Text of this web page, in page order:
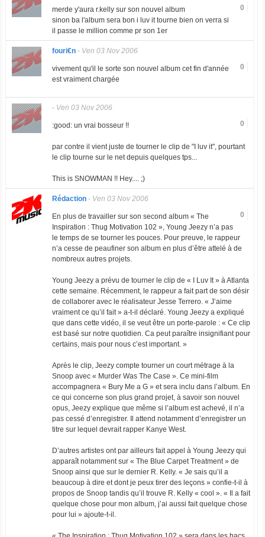
0
merde y'aura r.kelly sur son nouvel album
sinon ba l'album sera bon i luv it tourne bien on verra si
il passe le million comme pr son 1er
fouri€n- Ven 03 Nov 2006
0
vivement qu'il le sorte son nouvel album cet fin d'année
est vraiment chargée
- Ven 03 Nov 2006
0
:good: un vrai bosseur !!
par contre il vient juste de tourner le clip de "I luv it", pourtant
le clip tourne sur le net depuis quelques tps...
This is SNOWMAN !! Hey.... ;)
Rédaction- Ven 03 Nov 2006
0
En plus de travailler sur son second album « The
Inspiration : Thug Motivation 102 », Young Jeezy n’a pas
le temps de se tourner les pouces. Pour preuve, le rappeur
n’a cesse de peaufiner son album en plus d’être attelé à de
nombreux autres projets.
Young Jeezy a prévu de tourner le clip de « I Luv It » à Atlanta
cette semaine. Récemment, le rappeur a fait part de son désir
de collaborer avec le réalisateur Jesse Terrero. « J’aime
vraiment ce qu’il fait » a-t-il déclaré. Young Jeezy a expliqué
que dans cette vidéo, il se veut être un porte-parole : « Ce clip
est basé sur notre quotidien. Ca peut paraître insignifiant pour
certains, mais pour nous c’est important. »
Après le clip, Jeezy compte tourner un court métrage à la
Snoop avec « Murder Was The Case ». Ce mini-film
accompagnera « Bury Me a G » et sera inclu dans l’album. En
ce qui concerne son plus grand projet, à savoir son nouvel
opus, Jeezy explique que même si l’album est achevé, il n’a
pas cessé d’enregistrer. Il attend notamment d’enregistrer un
titre sur lequel devrait rapper Kanye West.
D’autres artistes ont par ailleurs fait appel à Young Jeezy qui
apparaît notamment sur « The Blue Carpet Treatment » de
Snoop ainsi que sur le dernier R. Kelly. « Je sais qu’il a
beaucoup à dire et dont je peux tirer des leçons » confie-t-il à
propos de Snoop tandis qu’il trouve R. Kelly « cool ». « Il a fait
quelque chose pour mon album, j’ai aussi fait quelque chose
pour lui » ajoute-t-il.